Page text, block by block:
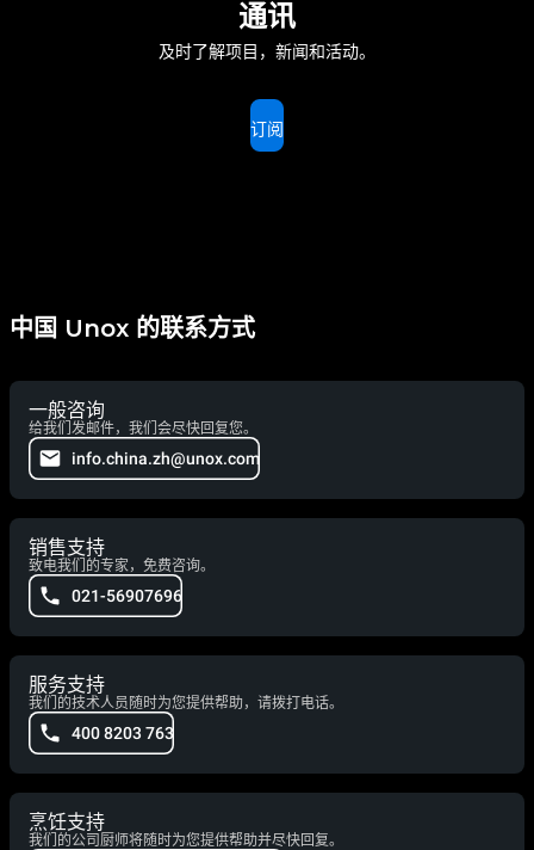
通讯
及时了解项目，新闻和活动。
订阅
中国 Unox 的联系方式
一般咨询
给我们发邮件，我们会尽快回复您。
info.china.zh@unox.com
销售支持
致电我们的专家，免费咨询。
021-56907696
服务支持
我们的技术人员随时为您提供帮助，请拨打电话。
400 8203 763
烹饪支持
我们的公司厨师将随时为您提供帮助并尽快回复。